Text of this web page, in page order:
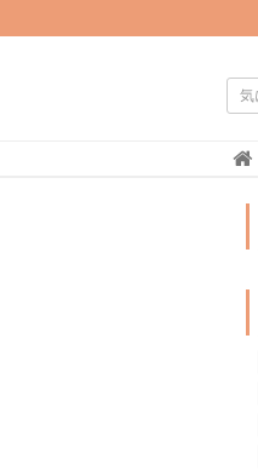
H